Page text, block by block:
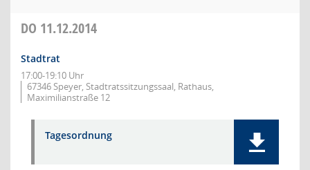
DO 11.12.2014
Stadtrat
17:00-19:10 Uhr
67346 Speyer, Stadtratssitzungssaal, Rathaus,
Maximilianstraße 12
Tagesordnung